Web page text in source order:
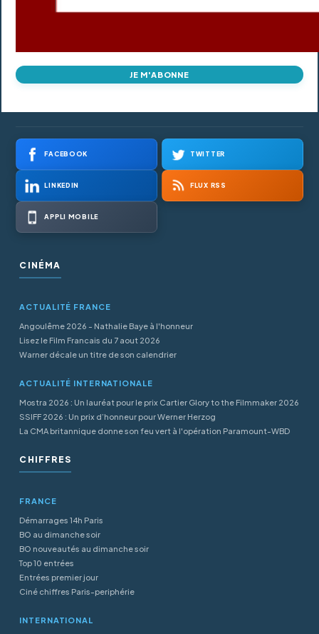
JE M'ABONNE
FACEBOOK TWITTER
LINKEDIN FLUX RSS
APPLI MOBILE
CINÉMA
ACTUALITÉ FRANCE
Angoulême 2026 - Nathalie Baye à l'honneur
Lisez le Film Francais du 7 aout 2026
Warner décale un titre de son calendrier
ACTUALITÉ INTERNATIONALE
Mostra 2026 : Un lauréat pour le prix Cartier Glory to the Filmmaker 2026
SSIFF 2026 : Un prix d’honneur pour Werner Herzog
La CMA britannique donne son feu vert à l'opération Paramount-WBD
CHIFFRES
FRANCE
Démarrages 14h Paris
BO au dimanche soir
BO nouveautés au dimanche soir
Top 10 entrées
Entrées premier jour
Ciné chiffres Paris-periphérie
INTERNATIONAL